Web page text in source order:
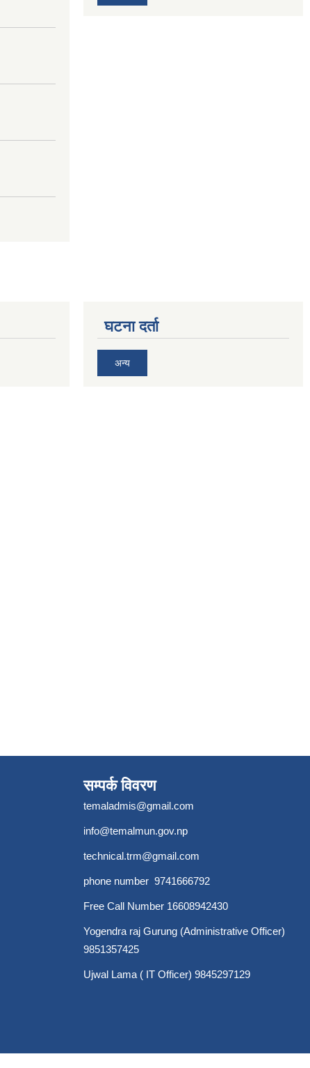
घटना दर्ता
अन्य
सम्पर्क विवरण
temaladmis@gmail.com
info@temalmun.gov.np
technical.trm@gmail.com
phone number 9741666792
Free Call Number 16608942430
Yogendra raj Gurung (Administrative Officer)
9851357425
Ujwal Lama ( IT Officer) 9845297129